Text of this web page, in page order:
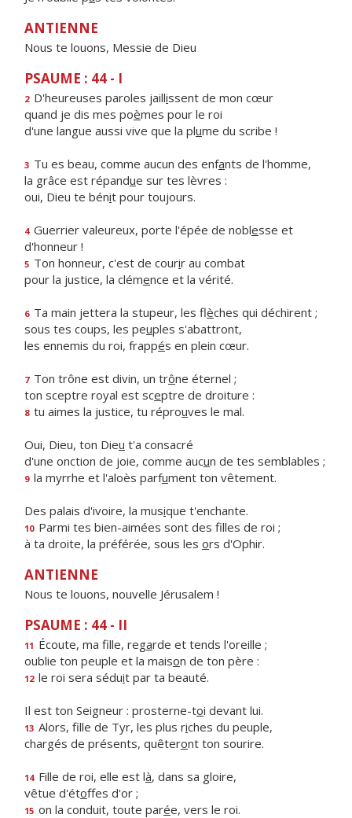
ANTIENNE
Nous te louons, Messie de Dieu
PSAUME : 44 - I
2 D'heureuses paroles jaillissent de mon cœur
quand je dis mes poèmes pour le roi
d'une langue aussi vive que la plume du scribe !
3 Tu es beau, comme aucun des enfants de l'homme,
la grâce est répandue sur tes lèvres :
oui, Dieu te bénit pour toujours.
4 Guerrier valeureux, porte l'épée de noblesse et
d'honneur !
5 Ton honneur, c'est de courir au combat
pour la justice, la clémence et la vérité.
6 Ta main jettera la stupeur, les flèches qui déchirent ;
sous tes coups, les peuples s'abattront,
les ennemis du roi, frappés en plein cœur.
7 Ton trône est divin, un trône éternel ;
ton sceptre royal est sceptre de droiture :
8 tu aimes la justice, tu réprouves le mal.
Oui, Dieu, ton Dieu t'a consacré
d'une onction de joie, comme aucun de tes semblables ;
9 la myrrhe et l'aloès parfument ton vêtement.
Des palais d'ivoire, la musique t'enchante.
10 Parmi tes bien-aimées sont des flles de roi ;
à ta droite, la préférée, sous les ors d'Ophir.
ANTIENNE
Nous te louons, nouvelle Jérusalem !
PSAUME : 44 - II
11 Écoute, ma fille, regarde et tends l'oreille ;
oublie ton peuple et la maison de ton père :
12 le roi sera séduit par ta beauté.
Il est ton Seigneur : prosterne-toi devant lui.
13 Alors, fille de Tyr, les plus riches du peuple,
chargés de présents, quêteront ton sourire.
14 Fille de roi, elle est là, dans sa gloire,
vêtue d'étoffes d'or ;
15 on la conduit, toute parée, vers le roi.